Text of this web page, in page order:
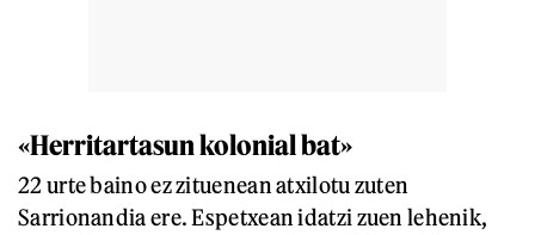
«Herritartasun kolonial bat»
22 urte baino ez zituenean atxilotu zuten
Sarrionandia ere. Espetxean idatzi zuen lehenik,